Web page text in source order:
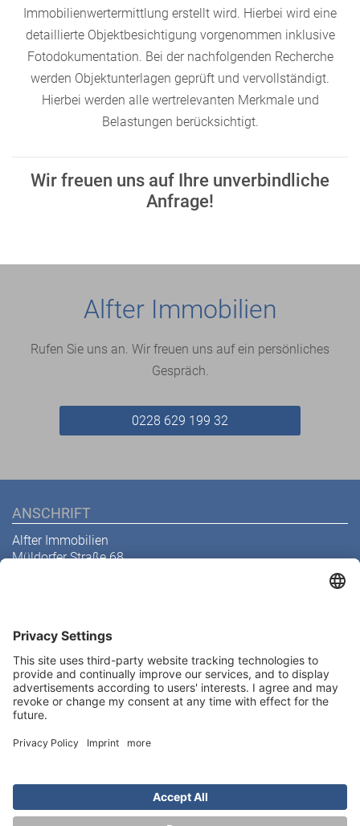
Immobilienwertermittlung erstellt wird. Hierbei wird eine
detaillierte Objektbesichtigung vorgenommen inklusive
Fotodokumentation. Bei der nachfolgenden Recherche
werden Objektunterlagen geprüft und vervollständigt.
Hierbei werden alle wertrelevanten Merkmale und
Belastungen berücksichtigt.
Wir freuen uns auf Ihre unverbindliche
Anfrage!
Alfter Immobilien
Rufen Sie uns an. Wir freuen uns auf ein persönliches
Gespräch.
0228 629 199 32
ANSCHRIFT
Alfter Immobilien
Müldorfer Straße 68
Kontakt
Impressum
Datenschutz
© 2026 Alfter Immobilien
Abonnieren Sie unseren
Newsletter
Melden Sie sich heute kostenlos an und werden Sie als
erster über neue Updates informiert.